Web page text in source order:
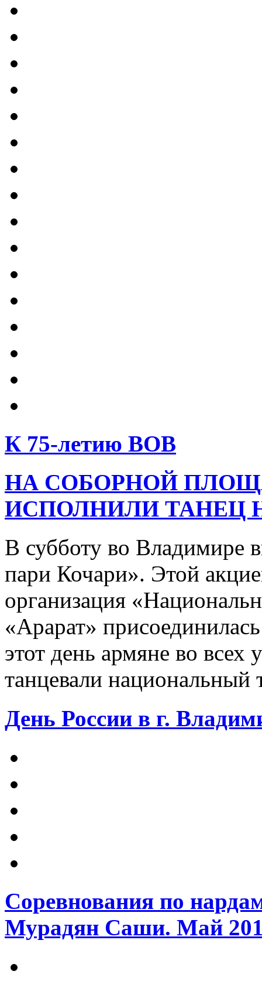
К 75-летию ВОВ
НА СОБОРНОЙ
ИСПОЛНИЛИ ТАНЕЦ
В субботу во Владимире
пари Кочари». Этой
организация
«Арарат»
этот день армяне во всех
танцевали
День России в г.
Соревнования по
Мурадян Саши. Май